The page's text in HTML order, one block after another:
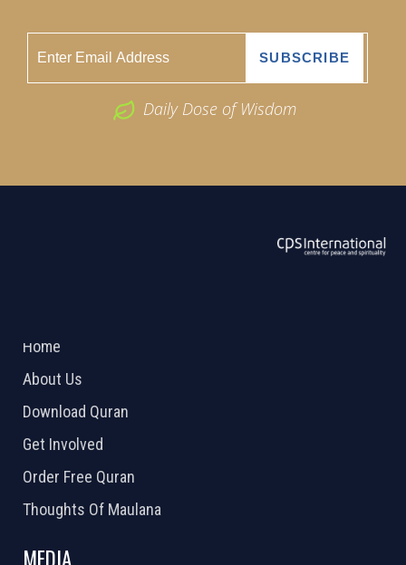
Daily Dose of Wisdom
Home
About Us
Download Quran
Get Involved
Order Free Quran
Thoughts Of Maulana